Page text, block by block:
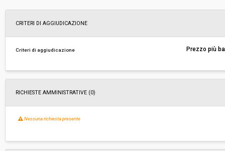
Svolgimento:
Responsabile attuale:
COMUNE DI ROSIGNANO MARITTIMO - U.O.
CONTRATTI E SUPPORTO AMMINISTRATIVO
CRITERI DI AGGIUDICAZIONE
Criteri di aggiudicazione Prezzo più
RICHIESTE AMMINISTRATIVE (0)
Nessuna richiesta presente